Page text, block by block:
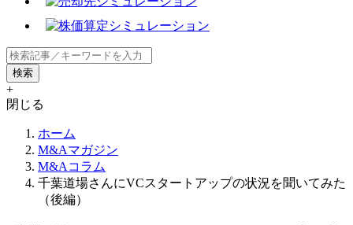
+
閉じる
ホーム
M&Aマガジン
M&Aコラム
千葉道場さんにVCスタートアップの状況を聞いてみた
（後編）